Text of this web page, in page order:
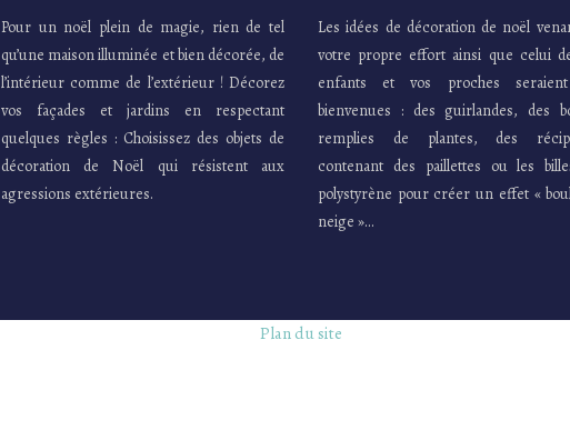
Pour un noël plein de magie, rien de tel
qu’une maison illuminée et bien décorée, de
l’intérieur comme de l’extérieur ! Décorez
vos façades et jardins en respectant
quelques règles : Choisissez des objets de
décoration de Noël qui résistent aux
agressions extérieures.
Les idées de décoration de noël
votre propre effort ainsi que celui
enfants et vos proches
bienvenues : des guirlandes, des
remplies de plantes, des
contenant des paillettes ou les
polystyrène pour créer un effet «
neige »…
Plan du site